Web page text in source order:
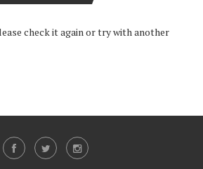
check it again or try with another